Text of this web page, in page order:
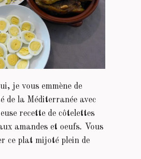
je vous emmène de
de la Méditerranée avec
recette de côtelettes
amandes et oeufs. Vous
ce plat mijoté plein de